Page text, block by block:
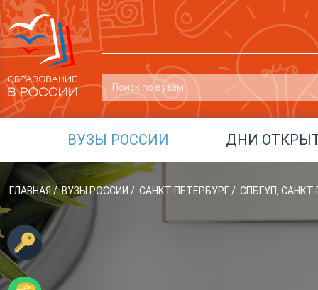
ВУЗЫ РОССИИ ДНИ
ГЛАВНАЯ / ВУЗЫ РОССИИ / САНКТ-ПЕТЕРБУРГ/ СПБГУП,